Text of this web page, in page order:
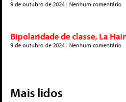
9 de outubro de 2024 Nenhum comentário
Bipolaridade de classe, La
9 de outubro de 2024 Nenhum comentário
Mais lidos